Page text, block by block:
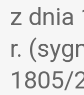
z dnia
r.
1805/